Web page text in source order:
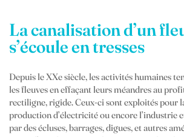
La canalisation d’un
s’écoule en tresses
Depuis le XXe siècle, les activités humaines
les fleuves en effaçant leurs méandres au
rectiligne, rigide. Ceux-ci sont exploités pour
production d’électricité ou encore l’industrie
par des écluses, barrages, digues, et autres